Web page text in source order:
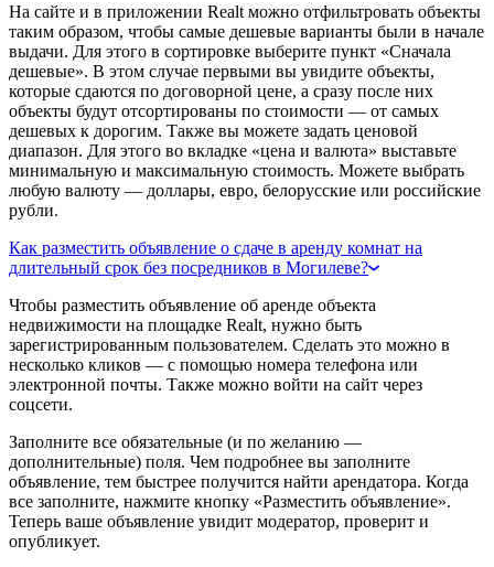
На сайте и в приложении Realt можно отфильтровать объекты
таким образом, чтобы самые дешевые варианты были в начале
выдачи. Для этого в сортировке выберите пункт «Сначала
дешевые». В этом случае первыми вы увидите объекты,
которые сдаются по договорной цене, а сразу после них
объекты будут отсортированы по стоимости — от самых
дешевых к дорогим. Также вы можете задать ценовой
диапазон. Для этого во вкладке «цена и валюта» выставьте
минимальную и максимальную стоимость. Можете выбрать
любую валюту — доллары, евро, белорусские или российские
рубли.
Как разместить объявление о сдаче в аренду комнат на
длительный срок без посредников в Могилеве?
Чтобы разместить объявление об аренде объекта
недвижимости на площадке Realt, нужно быть
зарегистрированным пользователем. Сделать это можно в
несколько кликов — с помощью номера телефона или
электронной почты. Также можно войти на сайт через
соцсети.
Заполните все обязательные (и по желанию —
дополнительные) поля. Чем подробнее вы заполните
объявление, тем быстрее получится найти арендатора. Когда
все заполните, нажмите кнопку «Разместить объявление».
Теперь ваше объявление увидит модератор, проверит и
опубликует.